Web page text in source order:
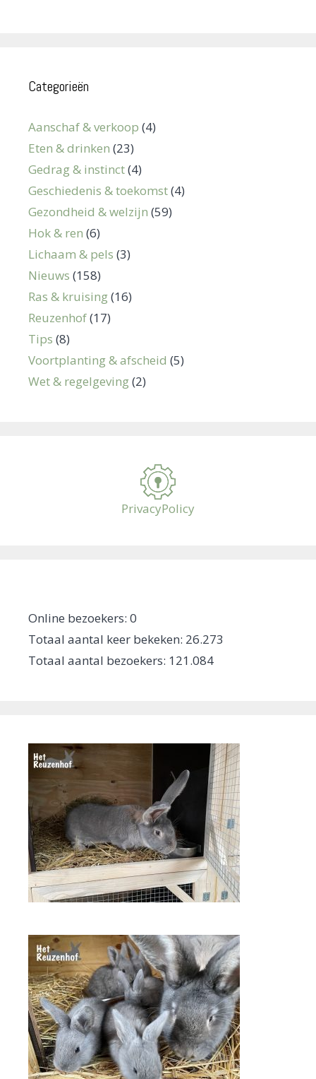
Categorieën
Aanschaf & verkoop (4)
Eten & drinken (23)
Gedrag & instinct(4)
Geschiedenis & toekomst(4)
Gezondheid & welzijn (59)
Hok & ren (6)
Lichaam & pels (3)
Nieuws (158)
Ras & kruising(16)
Reuzenhof(17)
Tips (8)
Voortplanting & afscheid (5)
Wet & regelgeving(2)
PrivacyPolicy
Online bezoekers: 0
Totaal aantal keer bekeken: 26.273
Totaal aantal bezoekers: 121.084